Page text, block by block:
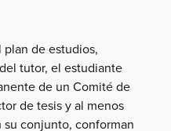
de estudios,
tutor, el estudiante
de un Comité de
de tesis y al menos
conjunto, conforman